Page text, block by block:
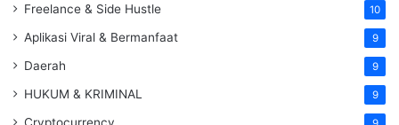
Freelance & Side Hustle 10
Aplikasi Viral & Bermanfaat 9
Daerah 9
HUKUM & KRIMINAL 9